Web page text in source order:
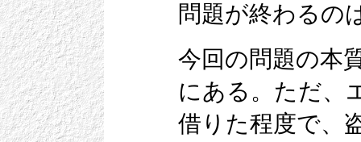
問題が終わるの
今回の問題の本
にある。ただ、
借りた程度で、